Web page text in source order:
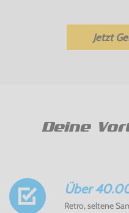
Jetzt
Deine
Über
Retro, seltene